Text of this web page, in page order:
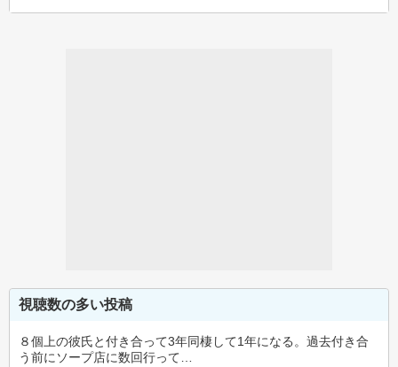
視聴数の多い投稿
８個上の彼氏と付き合って3年同棲して1年になる。過去付き合
う前にソープ店に数回行って…